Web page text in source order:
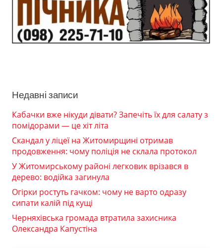
Недавні записи
Кабачки вже нікуди дівати? Запечіть їх для салату з
помідорами — це хіт літа
Скандал у ліцеї на Житомирщині отримав
продовження: чому поліція не склала протокол
У Житомирському районі легковик врізався в
дерево: водійка загинула
Огірки ростуть гачком: чому не варто одразу
сипати калій під кущі
Черняхівська громада втратила захисника
Олександра Капустіна